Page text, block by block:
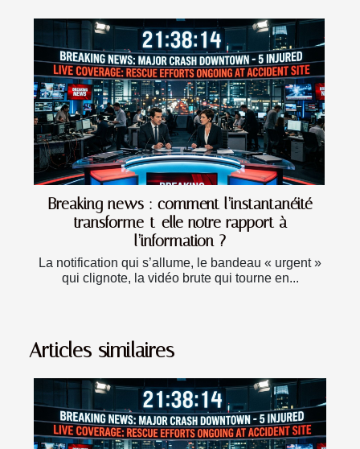
Breaking news : comment l’instantanéité
transforme-t-elle notre rapport à
l’information ?
La notification qui s’allume, le bandeau « urgent »
qui clignote, la vidéo brute qui tourne en...
Articles similaires